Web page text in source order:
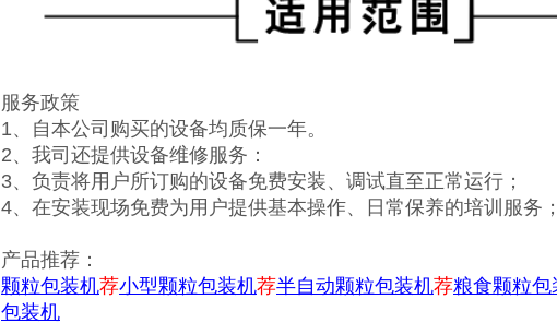
服务政策
1、自本公司购买的设备均质保一年。
2、我司还提供设备维修服务：
3、负责将用户所订购的设备免费安装、调试直至正常运行；
4、在安装现场免费为用户提供基本操作、日常保养的培训服务；
产品推荐：
颗粒包装机荐小型颗粒包装机荐半自动颗粒包装机荐粮食颗粒包
包装机